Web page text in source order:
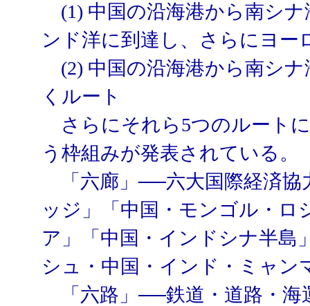
(1) 中国の沿海港から南シ
ンド洋に到達し、さらにヨ
(2) 中国の沿海港から南シ
くルート
さらにそれら5つのルート
う枠組みが発表されている。
「六廊」──六大国際経済協
ッジ」「中国・モンゴル・ロ
ア」「中国・インドシナ半島
シュ・中国・インド・ミャン
「六路」──鉄道・道路・海